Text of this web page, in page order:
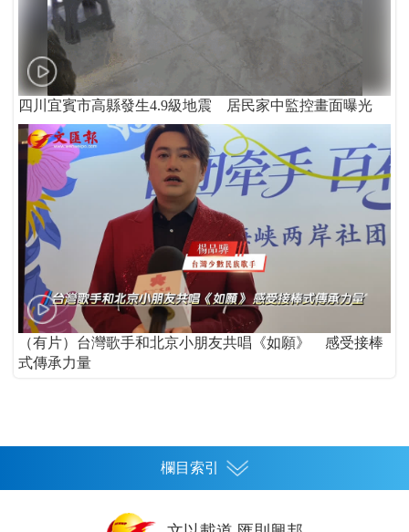
四川宜賓市高縣發生4.9級地震 居民家中監控畫面曝光
（有片）台灣歌手和北京小朋友共唱《如願》 感受接棒
式傳承力量
欄目索引